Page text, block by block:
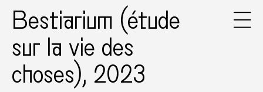
Bestiarium (étude
sur la vie des
choses), 2023